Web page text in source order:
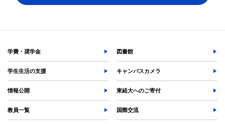
よく検索されるページ
学部入試情報
オープンキャンパス
各種手続
TKUポータル
奨学金
学費・奨学金 図書館
学生生活の支援 キャンパスカメラ
情報公開 東経大へのご寄付
教員一覧 国際交流